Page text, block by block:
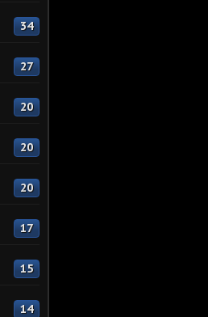
34
27
20
20
20
17
15
14